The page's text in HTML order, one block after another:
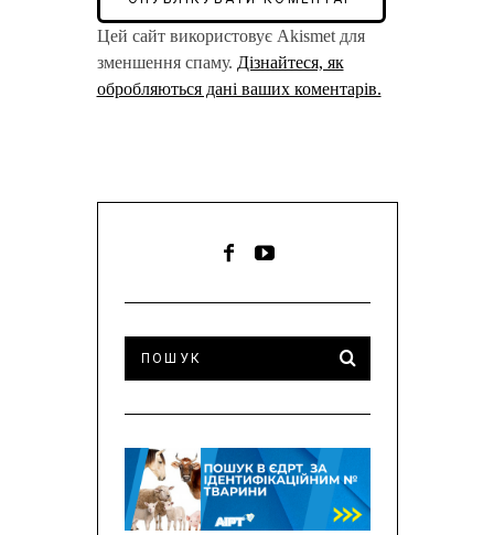
Цей сайт використовує Akismet для
зменшення спаму. Дізнайтеся, як
обробляються дані ваших коментарів.